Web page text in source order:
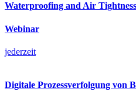
Waterproofing and Air Tightness
Webinar
jederzeit
Digitale Prozessverfolgung von